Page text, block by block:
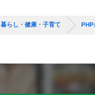
暮らし・健康・子育て PHP